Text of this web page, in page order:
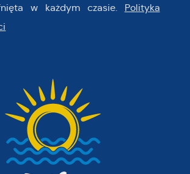
w każdym czasie. Polityka